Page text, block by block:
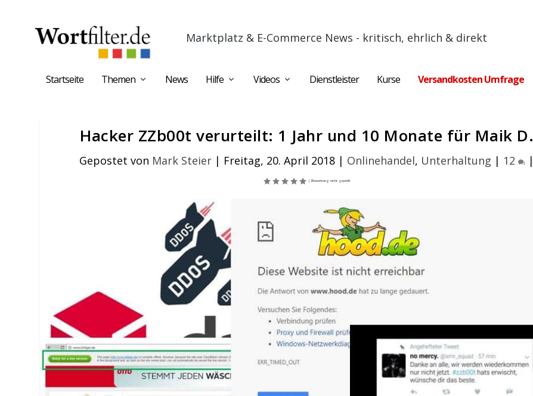
Marktplatz & E-Commerce News - kritisch, ehrlich & direkt
Startseite Themen News Hilfe Videos Dienstleister Kurse Versandkosten Umfrage
Hacker ZZb00t verurteilt: 1 Jahr und 10 Monate für Maik D.
Gepostet von Mark Steier | Freitag, 20. April 2018 | Onlinehandel, Unterhaltung | 12 |